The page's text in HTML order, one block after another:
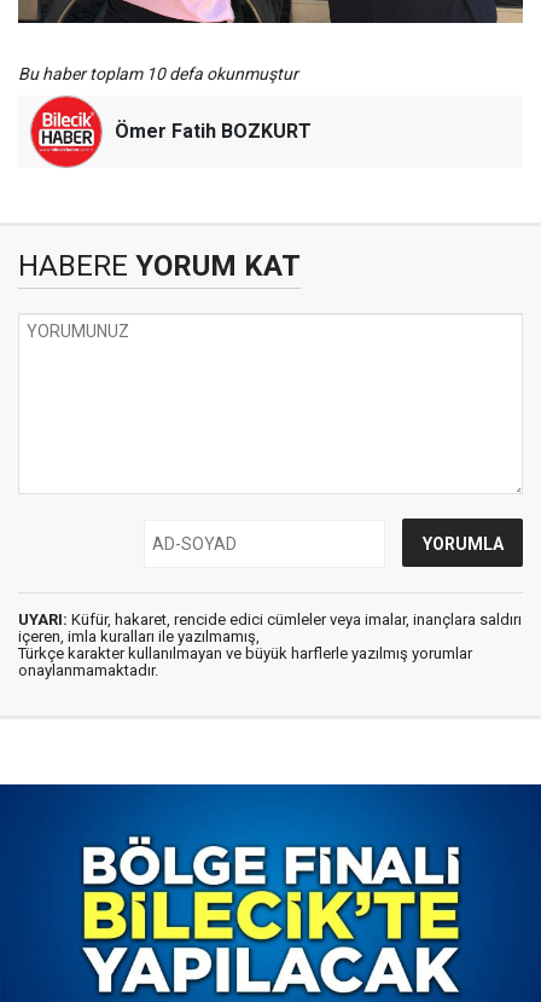
Bu haber toplam 10 defa okunmuştur
Ömer Fatih BOZKURT
HABERE YORUM KAT
UYARI: Küfür, hakaret, rencide edici cümleler veya imalar, inançlara saldırı
içeren, imla kuralları ile yazılmamış,
Türkçe karakter kullanılmayan ve büyük harflerle yazılmış yorumlar
onaylanmamaktadır.